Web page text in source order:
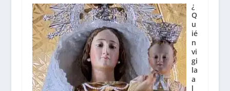
¿
Q
u
ié
n
vi
gi
la
a
l